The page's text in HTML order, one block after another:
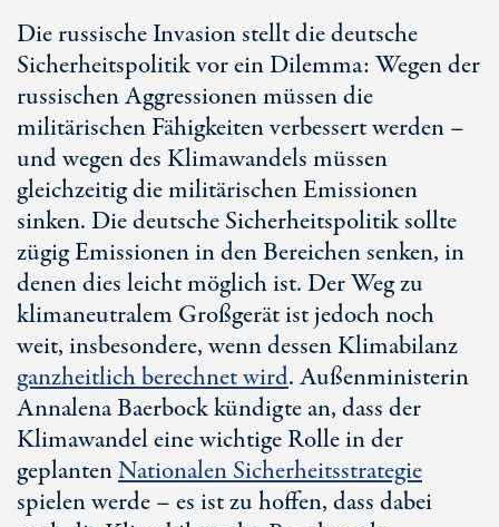
Die russische Invasion stellt die deutsche
Sicherheitspolitik vor ein Dilemma: Wegen der
russischen Aggressionen müssen die
militärischen Fähigkeiten verbessert werden –
und wegen des Klimawandels müssen
gleichzeitig die militärischen Emissionen
sinken. Die deutsche Sicherheitspolitik sollte
zügig Emissionen in den Bereichen senken, in
denen dies leicht möglich ist. Der Weg zu
klimaneutralem Großgerät ist jedoch noch
weit, insbesondere, wenn dessen Klimabilanz
ganzheitlich berechnet wird. Außenministerin
Annalena Baerbock kündigte an, dass der
Klimawandel eine wichtige Rolle in der
geplantenNationalen Sicherheitsstrategie
spielen werde – es ist zu hoffen, dass dabei